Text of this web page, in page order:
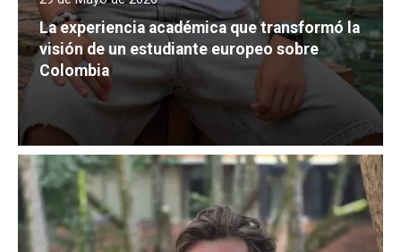
La experiencia académica que transformó la
visión de un estudiante europeo sobre
Colombia